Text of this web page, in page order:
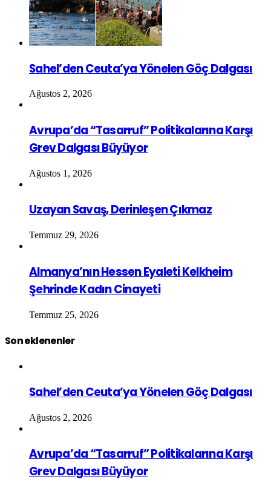
Sahel’den Ceuta’ya Yönelen Göç Dalgası
Ağustos 2, 2026
Avrupa’da “Tasarruf” Politikalarına Karşı
Grev Dalgası Büyüyor
Ağustos 1, 2026
Uzayan Savaş, Derinleşen Çıkmaz
Temmuz 29, 2026
Almanya’nın Hessen Eyaleti Kelkheim
Şehrinde Kadın Cinayeti
Temmuz 25, 2026
Son eklenenler
Sahel’den Ceuta’ya Yönelen Göç Dalgası
Ağustos 2, 2026
Avrupa’da “Tasarruf” Politikalarına Karşı
Grev Dalgası Büyüyor